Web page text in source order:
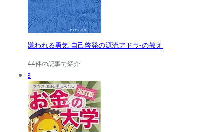
嫌われる勇気 自己啓発の源流アドラ-の教え
44件の記事で紹介
3